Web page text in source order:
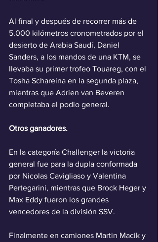
Al final y después de recorrer más de
5.000 kilómetros cronometrados por el
desierto de Arabia Saudí, Daniel
Sanders, a los mandos de una KTM, se
llevaba su primer trofeo Touareg, con el
Tosha Schareina en la segunda plaza,
mientras que Adrien van Beveren
completaba el podio general.
Otros ganadores.
En la categoría Challenger la victoria
general fue para la dupla conformada
por Nicolas Cavigliaso y Valentina
Pertegarini, mientras que Brock Heger y
Max Eddy fueron los grandes
vencedores de la división SSV.
Finalmente en camiones Martin Macik y